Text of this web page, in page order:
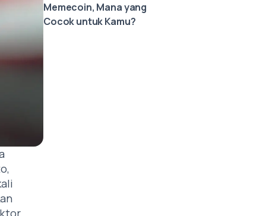
Memecoin, Mana yang
Cocok untuk Kamu?